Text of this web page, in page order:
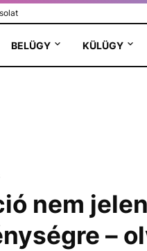
BELÜGY KÜLÜGY
nem
–